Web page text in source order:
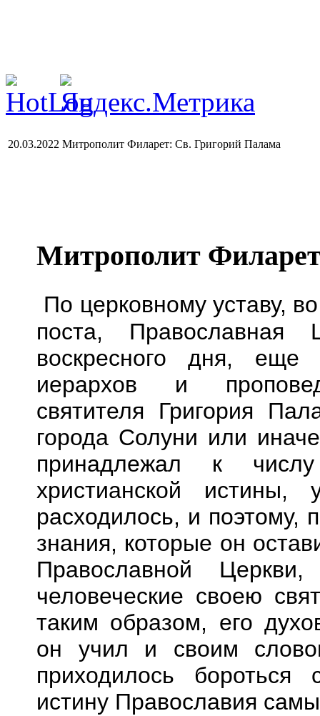
20.03.2022 Митрополит Филарет: Св. Григорий Палама
Митрополит
По церковному уставу,
поста, Православная
воскресного дня, еще
иерархов и
святителя Григория
города Солуни или
принадлежал к числу
христианской
расходилось, и поэтому,
знания, которые он
Православной
человеческие своею
таким образом, его
он учил и своим
приходилось
истину Православия